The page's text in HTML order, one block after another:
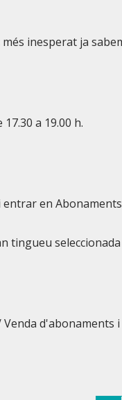
inesperat ja
a 19.00 h.
entrar en
tingueu seleccionada
d'abonaments i